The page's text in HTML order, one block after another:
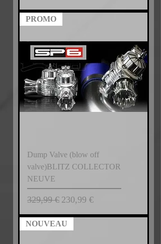
PROMO
Dump Valve (blow off
valve)BLITZ COLLECTOR
NEUVE
Prix original
329,99 € Prix promotionnel
230,99 €
NOUVEAU